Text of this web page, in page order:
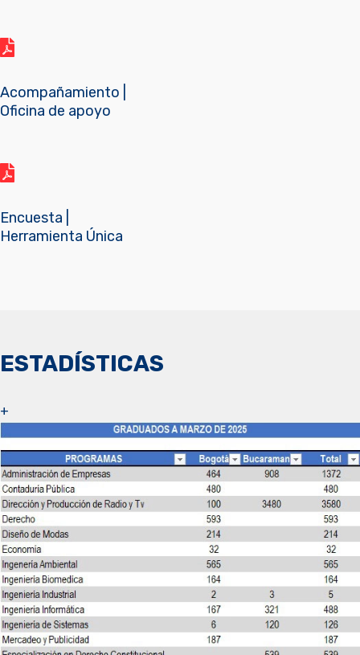
Acompañamiento |
Oficina de apoyo
Encuesta |
Herramienta Única
ESTADÍSTICAS
+